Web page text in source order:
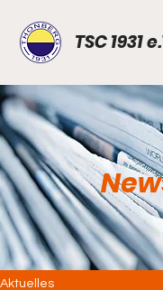
TSC 1931
Aktuelles